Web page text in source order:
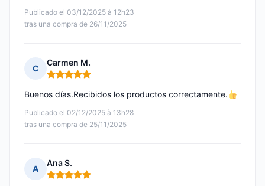
Publicado el 03/12/2025 à 12h23
tras una compra de 26/11/2025
C
Carmen M.
Nota: 5 de 5
Publicado el 02/12/2025 à 13h28
tras una compra de 25/11/2025
Buenos días.Recibidos los productos correctamente.
A
Ana S.
Nota: 5 de 5